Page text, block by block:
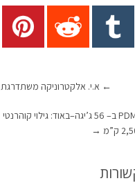
← א.י. אלקטרוניקה משתדרגת
אות PDM–QPSK ב– 56 ג’יגה–באוד: גילוי קוהרנטי
→